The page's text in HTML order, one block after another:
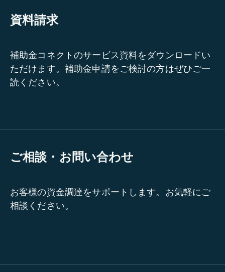
資料請求
補助金コネクトのサービス資料をダウンロードい
ただけます。補助金申請をご検討の方はぜひご一
読ください。
ご相談・お問い合わせ
お客様の資金調達をサポートします。お気軽にご
相談ください。